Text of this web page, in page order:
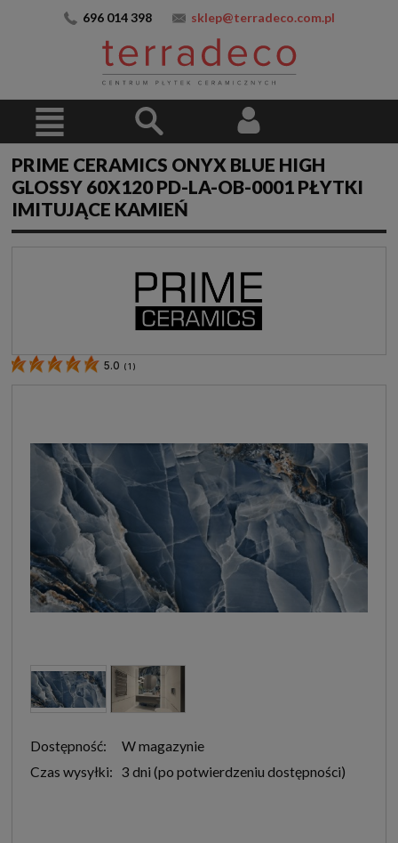
696 014 398 sklep@terradeco.com.pl
PRIME CERAMICS ONYX BLUE HIGH
GLOSSY 60X120 PD-LA-OB-0001 PŁYTKI
IMITUJĄCE KAMIEŃ
5.0 ( 1 )
Dostępność:
W magazynie
Czas wysyłki: 3 dni